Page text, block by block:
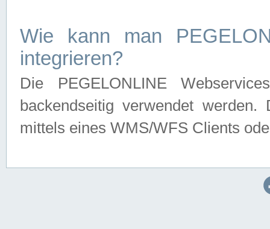
Wie kann man
integrieren?
Die PEGELONLINE
backendseitig verwendet
mittels eines WMS/WFS Clients